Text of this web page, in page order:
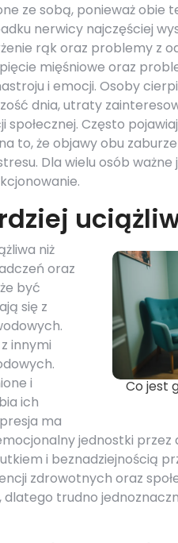
ze sobą, ponieważ obie
nerwicy najczęściej
rąk oraz problemy z
mięśniowe oraz
i emocji. Osoby
dnia, utraty
społecznej. Często
to, że objawy obu
Dla wielu osób
Co jest
niż
oraz
być
się z
innymi
i
ich
ma
jednostki przez
i beznadziejnością
zdrowotnych oraz
dlatego trudno